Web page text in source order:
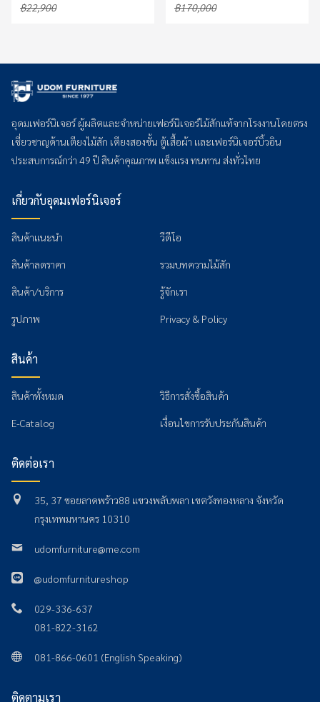
฿22,900 ฿170,000
อุดมเฟอร์นิเจอร์ ผู้ผลิตและจำหน่ายเฟอร์นิเจอร์ไม้สักแท้จากโรงงานโดยตรง
เชี่ยวชาญด้านเตียงไม้สัก เตียงสองชั้น ตู้เสื้อผ้า และเฟอร์นิเจอร์บิ้วอิน
ประสบการณ์กว่า 49 ปี สินค้าคุณภาพ แข็งแรง ทนทาน ส่งทั่วไทย
เกี่ยวกับอุดมเฟอร์นิเจอร์
สินค้าแนะนำ
สินค้าลดราคา
สินค้า/บริการ
รูปภาพ
วีดีโอ
รวมบทความไม้สัก
รู้จักเรา
Privacy & Policy
สินค้า
สินค้าทั้งหมด
E-Catalog
วิธีการสั่งซื้อสินค้า
เงื่อนไขการรับประกันสินค้า
ติดต่อเรา
35, 37 ซอยลาดพร้าว88 แขวงพลับพลา เขตวังทองหลาง จังหวัด
กรุงเทพมหานคร 10310
udomfurniture@me.com
@udomfurnitureshop
029-336-637
081-822-3162
081-866-0601 (English Speaking)
ติดตามเรา